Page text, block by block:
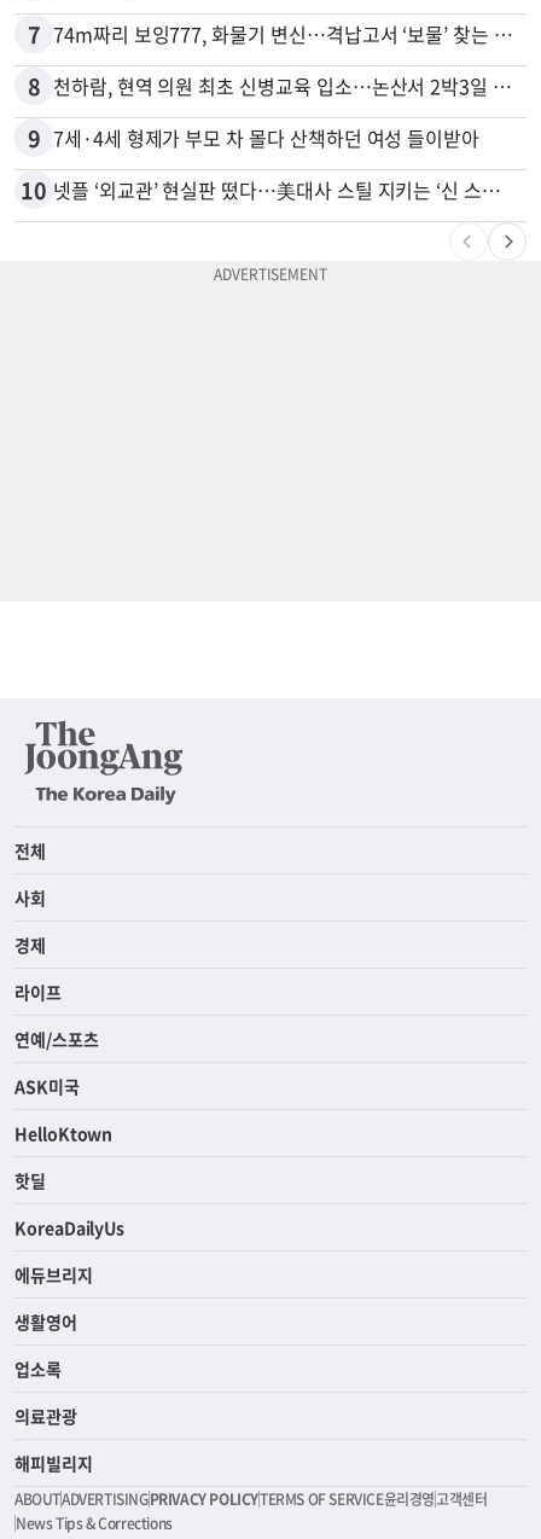
7 74m짜리 보잉777, 화물기 변신…격납고서 ‘보물’ 찾는 인천공항
8 천하람, 현역 의원 최초 신병교육 입소…논산서 2박3일 생활
9 7세·4세 형제가 부모 차 몰다 산책하던 여성 들이받아
10 넷플 ‘외교관’ 현실판 떴다…美대사 스틸 지키는 ‘신 스틸러’
전체
사회
경제
라이프
연예/스포츠
ASK미국
HelloKtown
핫딜
KoreaDailyUs
에듀브리지
생활영어
업소록
의료관광
해피빌리지
ABOUTADVERTISINGPRIVACY POLICYTERMS OF SERVICE윤리경영고객센터
News Tips & Corrections